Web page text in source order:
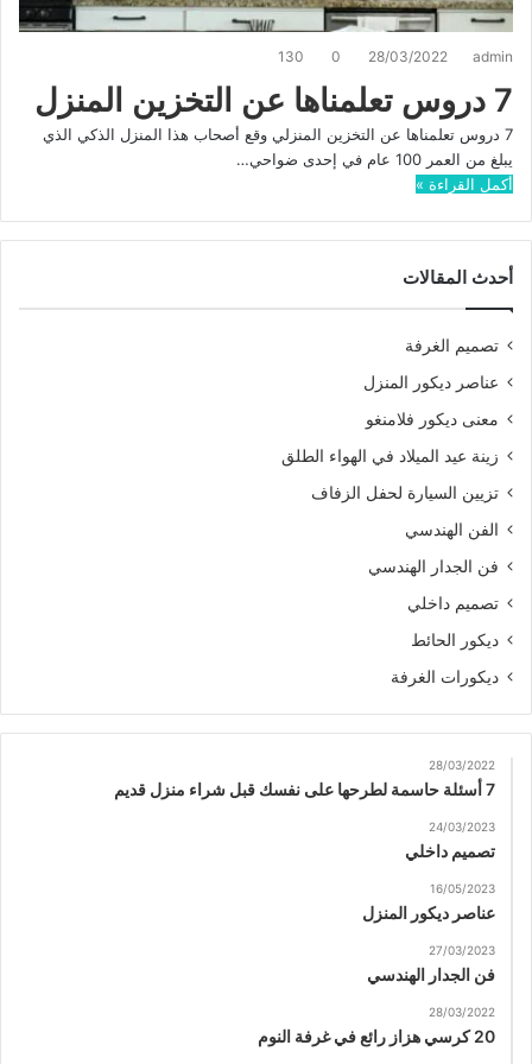
admin
28/03/2022
0
130
7 دروس تعلمناها عن التخزين المنزل
7 دروس تعلمناها عن التخزين المنزلي وقع أصحاب هذا المنزل الذكي الذي
يبلغ من العمر 100 عام في إحدى ضواحي…
أكمل القراءة »
أحدث المقالات
تصميم الغرفة
عناصر ديكور المنزل
معنى ديكور فلامنغو
زينة عيد الميلاد في الهواء الطلق
تزيين السيارة لحفل الزفاف
الفن الهندسي
فن الجدار الهندسي
تصميم داخلي
ديكور الحائط
ديكورات الغرفة
28/03/2022
7 أسئلة حاسمة لطرحها على نفسك قبل شراء منزل قديم
24/03/2023
تصميم داخلي
16/05/2023
عناصر ديكور المنزل
27/03/2023
فن الجدار الهندسي
28/03/2022
20 كرسي هزاز رائع في غرفة النوم